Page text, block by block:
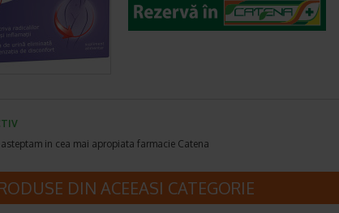
in cea mai apropiata farmacie Catena
DIN ACEEASI CATEGORIE